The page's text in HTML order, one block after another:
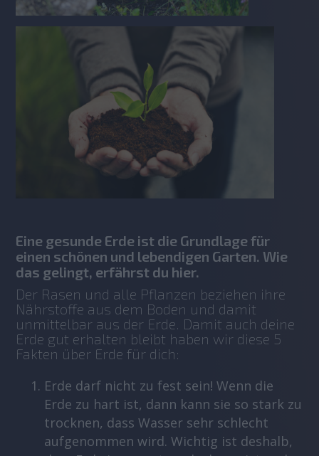
Eine gesunde Erde ist die Grundlage für
einen schönen und lebendigen Garten. Wie
das gelingt, erfährst du hier.
Der Rasen und alle Pflanzen beziehen ihre
Nährstoffe aus dem Boden und damit
unmittelbar aus der Erde. Damit auch deine
Erde gut erhalten bleibt haben wir diese 5
Fakten über Erde für dich:
Erde darf nicht zu fest sein! Wenn die
Erde zu hart ist, dann kann sie so stark zu
trocknen, dass Wasser sehr schlecht
aufgenommen wird. Wichtig ist deshalb,